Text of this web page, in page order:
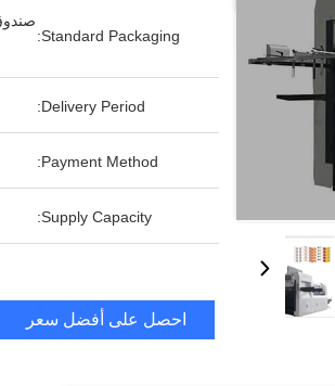
Standard Packaging:
Delivery Period:
Payment Method:
Supply Capacity:
احصل على أفضل سعر